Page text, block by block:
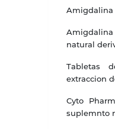
Amigdalina
natural
Tabletas
extraccion
Cyto
suplemnto